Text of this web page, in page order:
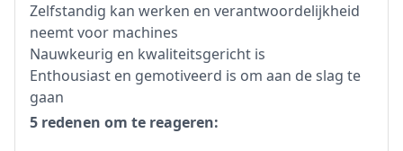
Zelfstandig kan werken en verantwoordelijkheid
neemt voor machines
Nauwkeurig en kwaliteitsgericht is
Enthousiast en gemotiveerd is om aan de slag te
gaan
5 redenen om te reageren: